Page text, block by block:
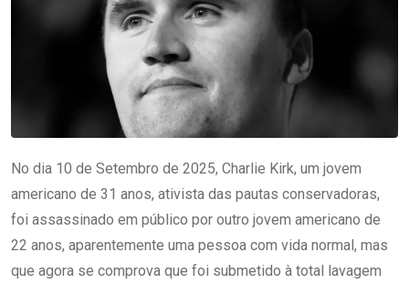
No dia 10 de Setembro de 2025, Charlie Kirk, um jovem
americano de 31 anos, ativista das pautas conservadoras,
foi assassinado em público por outro jovem americano de
22 anos, aparentemente uma pessoa com vida normal, mas
que agora se comprova que foi submetido à total lavagem